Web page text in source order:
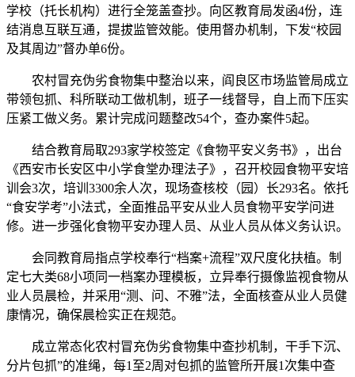
学校（托长机构）进行全笼盖查抄。向区教育局发函4份，连
结消息互联互通，提拔监管效能。使用督办机制，下发“校园
及其周边”督办单6份。
农村冒充伪劣食物集中整治以来，阎良区市场监管局成立
带领包抓、科所联动工做机制，班子一线督导，自上而下压实
压紧工做义务。累计完成问题整改54个，查办案件5起。
结合教育局取293家学校签定《食物平安义务书》，出台
《西安市长安区中小学食堂办理法子》，召开校园食物平安培
训会3次，培训3300余人次，现场查核校（园）长293名。依托
“食安学考”小法式，全面推品平安从业人员食物平安学问进
修。进一步强化食物平安办理人员、从业人员从体义务认识。
会同教育局指点学校奉行“档案+流程”双尺度化扶植。制
定七大类68小项同一档案办理模板，立异奉行摄像监视食物从
业人员晨检，并采用“测、问、不雅”法，全面核查从业人员健
康情况，确保晨检实正在规范。
成立常态化农村冒充伪劣食物集中查抄机制，干手下沉、
分片包抓”的准绳，每1至2周对包抓的监管所开展1次集中查